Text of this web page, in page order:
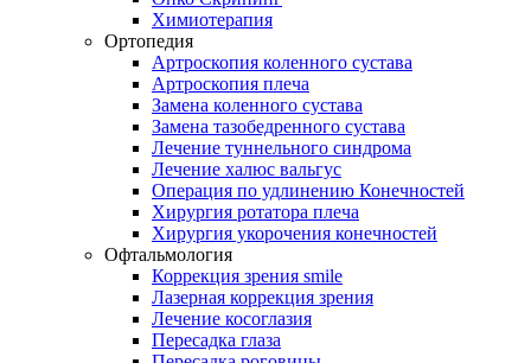
Химиотерапия
Ортопедия
Артроскопия коленного сустава
Артроскопия плеча
Замена коленного сустава
Замена тазобедренного сустава
Лечение туннельного синдрома
Лечение халюс вальгус
Операция по удлинению Конечностей
Хирургия ротатора плеча
Хирургия укорочения конечностей
Офтальмология
Коррекция зрения smile
Лазерная коррекция зрения
Лечение косоглазия
Пересадка глаза